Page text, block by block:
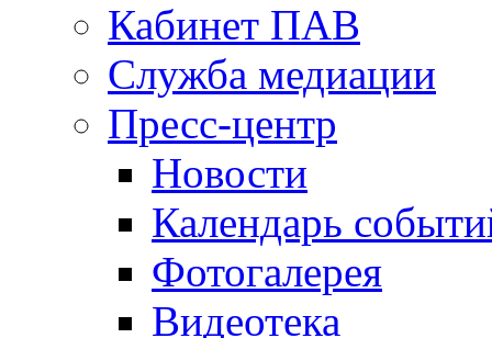
Кабинет ПАВ
Служба медиации
Пресс-центр
Новости
Календарь
Фотогалерея
Видеотека